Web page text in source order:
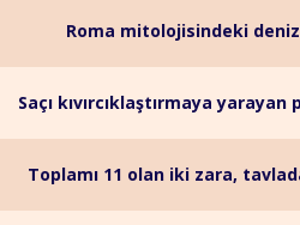
Roma mitolojisindeki deniz
Saçı kıvırcıklaştırmaya
Toplamı 11 olan iki zara,